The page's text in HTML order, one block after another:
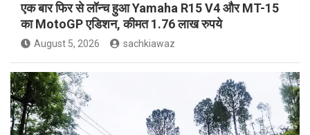
एक बार फिर से लॉन्च हुआ Yamaha R15 V4 और MT-15
का MotoGP एडिशन, कीमत 1.76 लाख रुपये
August 5, 2026 sachkiawaz